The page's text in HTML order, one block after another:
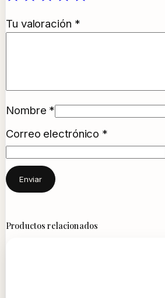
Tu valoración *
Nombre *
Correo electrónico *
Productos relacionados